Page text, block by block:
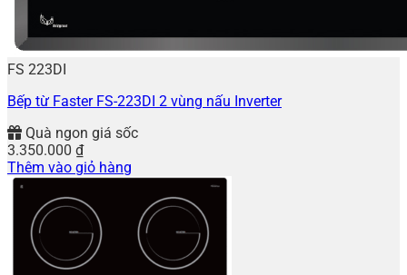
FS 223DI
Bếp từ Faster FS-223DI 2 vùng nấu Inverter
Quà ngon giá sốc
3.350.000 ₫
Thêm vào giỏ hàng